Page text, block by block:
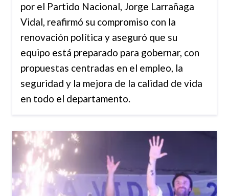
por el Partido Nacional, Jorge Larrañaga
Vidal, reafirmó su compromiso con la
renovación política y aseguró que su
equipo está preparado para gobernar, con
propuestas centradas en el empleo, la
seguridad y la mejora de la calidad de vida
en todo el departamento.